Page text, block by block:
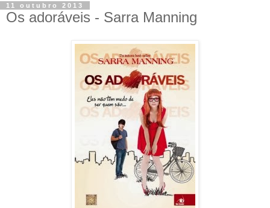
11 outubro 2013
Os adoráveis - Sarra Manning